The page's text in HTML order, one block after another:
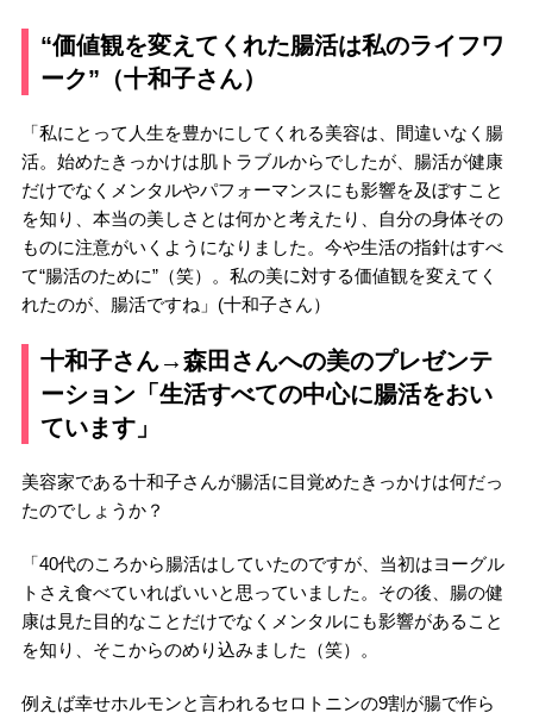
“価値観を変えてくれた腸活は私のライフワ
ーク”（十和子さん）
「私にとって人生を豊かにしてくれる美容は、間違いなく腸
活。始めたきっかけは肌トラブルからでしたが、腸活が健康
だけでなくメンタルやパフォーマンスにも影響を及ぼすこと
を知り、本当の美しさとは何かと考えたり、自分の身体その
ものに注意がいくようになりました。今や生活の指針はすべ
て“腸活のために”（笑）。私の美に対する価値観を変えてく
れたのが、腸活ですね」(十和子さん）
十和子さん→森田さんへの美のプレゼンテ
ーション「生活すべての中心に腸活をおい
ています」
美容家である十和子さんが腸活に目覚めたきっかけは何だっ
たのでしょうか？
「40代のころから腸活はしていたのですが、当初はヨーグル
トさえ食べていればいいと思っていました。その後、腸の健
康は見た目的なことだけでなくメンタルにも影響があること
を知り、そこからのめり込みました（笑）。
例えば幸せホルモンと言われるセロトニンの9割が腸で作ら